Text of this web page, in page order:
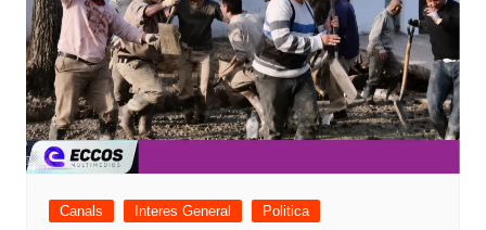
Canals Interes General Politica